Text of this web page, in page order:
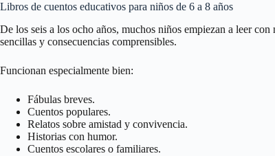
Libros de cuentos educativos para niños de 6 a 8 años
De los seis a los ocho años, muchos niños empiezan a leer
sencillas y consecuencias comprensibles.
Funcionan especialmente bien:
Fábulas breves.
Cuentos populares.
Relatos sobre amistad y convivencia.
Historias con humor.
Cuentos escolares o familiares.